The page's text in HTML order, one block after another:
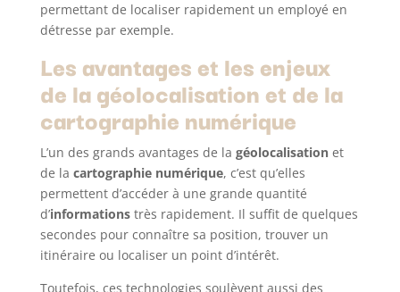
permettant de localiser rapidement un employé en
détresse par exemple.
Les avantages et les enjeux
de la géolocalisation et de la
cartographie numérique
L’un des grands avantages de la géolocalisationet
de la cartographie numérique, c’est qu’elles
permettent d’accéder à une grande quantité
d’informationstrès rapidement. Il suffit de quelques
secondes pour connaître sa position, trouver un
itinéraire ou localiser un point d’intérêt.
Toutefois, ces technologies soulèvent aussi des